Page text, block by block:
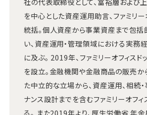
を中心とした資産運用助言、ファミリ
統括。個人資産から事業資産まで包
い、資産運用・管理領域における実務
に及ぶ。 2019年、ファミリーオフィス
を設立。金融機関や金融商品の販売か
た中立的な立場から、資産運用、相続
ナンス設計までを含むファミリーオフ
る。 また2019年より、厚生労働省 年